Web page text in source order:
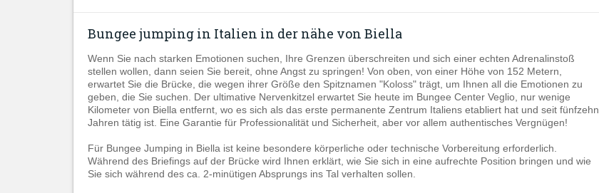
Bungee jumping in Italien in der nähe von Biella
Wenn Sie nach starken Emotionen suchen, Ihre Grenzen überschreiten und sich einer echten Adrenalinstoß
stellen wollen, dann seien Sie bereit, ohne Angst zu springen! Von oben, von einer Höhe von 152 Metern,
erwartet Sie die Brücke, die wegen ihrer Größe den Spitznamen "Koloss" trägt, um Ihnen all die Emotionen zu
geben, die Sie suchen. Der ultimative Nervenkitzel erwartet Sie heute im Bungee Center Veglio, nur wenige
Kilometer von Biella entfernt, wo es sich als das erste permanente Zentrum Italiens etabliert hat und seit fünfzehn
Jahren tätig ist. Eine Garantie für Professionalität und Sicherheit, aber vor allem authentisches Vergnügen!
Für Bungee Jumping in Biella ist keine besondere körperliche oder technische Vorbereitung erforderlich.
Während des Briefings auf der Brücke wird Ihnen erklärt, wie Sie sich in eine aufrechte Position bringen und wie
Sie sich während des ca. 2-minütigen Absprungs ins Tal verhalten sollen.